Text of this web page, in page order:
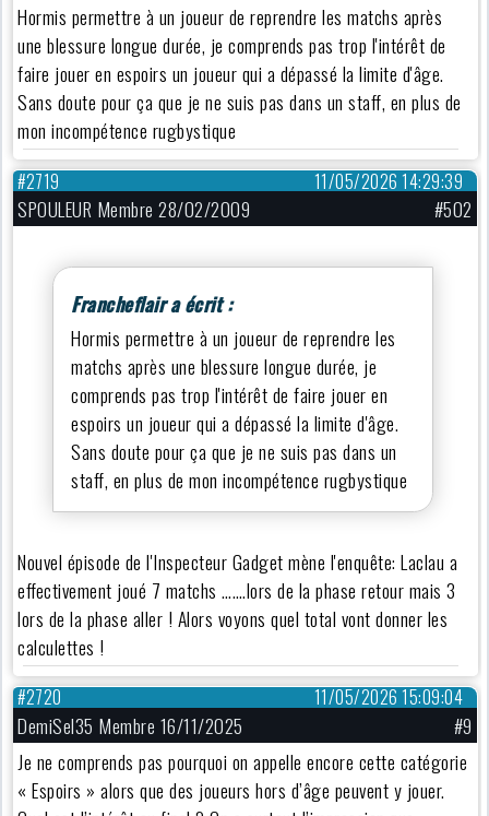
Hormis permettre à un joueur de reprendre les matchs après
une blessure longue durée, je comprends pas trop l'intérêt de
faire jouer en espoirs un joueur qui a dépassé la limite d'âge.
Sans doute pour ça que je ne suis pas dans un staff, en plus de
mon incompétence rugbystique
11/05/2026 14:29:39
#2719
SPOULEUR Membre 28/02/2009 #502
Francheflair a écrit :
Hormis permettre à un joueur de reprendre les
matchs après une blessure longue durée, je
comprends pas trop l'intérêt de faire jouer en
espoirs un joueur qui a dépassé la limite d'âge.
Sans doute pour ça que je ne suis pas dans un
staff, en plus de mon incompétence rugbystique
Nouvel épisode de l'Inspecteur Gadget mène l'enquête: Laclau a
effectivement joué 7 matchs …….lors de la phase retour mais 3
lors de la phase aller ! Alors voyons quel total vont donner les
calculettes !
11/05/2026 15:09:04
#2720
DemiSel35 Membre 16/11/2025
#9
Je ne comprends pas pourquoi on appelle encore cette catégorie
« Espoirs » alors que des joueurs hors d’âge peuvent y jouer.